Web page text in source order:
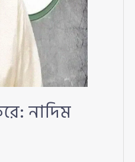
নাদিম